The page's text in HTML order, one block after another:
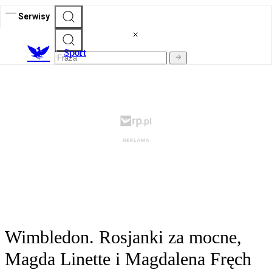
Serwisy
Sport
Wimbledon. Rosjanki za mocne,
Magda Linette i Magdalena Fręch